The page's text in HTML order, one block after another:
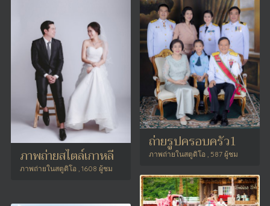
ถ่ายรูปครอบครัว1
ภาพถ่ายในสตูดิโอ , 587 ผู้ชม
ภาพถ่ายสไตล์เกาหลี
ภาพถ่ายในสตูดิโอ , 1608 ผู้ชม